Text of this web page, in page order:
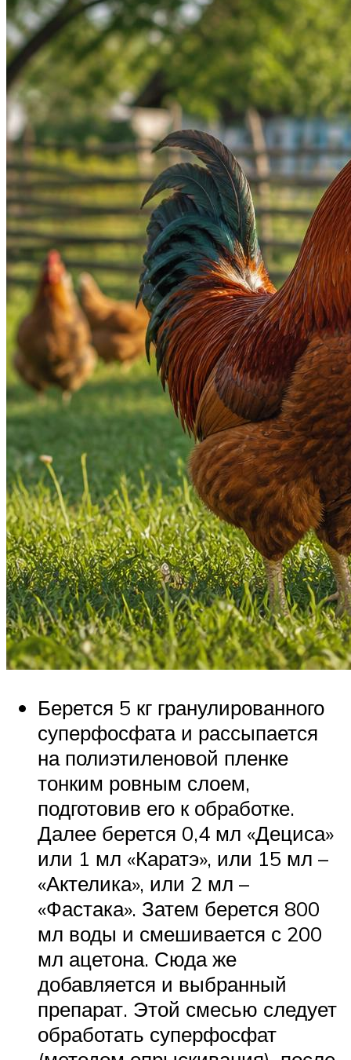
Берется 5 кг гранулированного
суперфосфата и рассыпается
на полиэтиленовой пленке
тонким ровным слоем,
подготовив его к обработке.
Далее берется 0,4 мл «Дециса»
или 1 мл «Каратэ», или 15 мл –
«Актелика», или 2 мл –
«Фастака». Затем берется 800
мл воды и смешивается с 200
мл ацетона. Сюда же
добавляется и выбранный
препарат. Этой смесью следует
обработать суперфосфат